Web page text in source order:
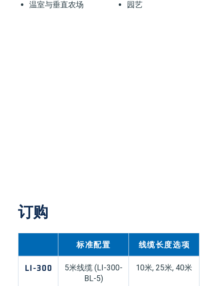
温室与垂直农场 园艺
订购
标准配置 线缆长度选项
LI-300 5米线缆 ( LI-300-
BL-5)
10米,25米, 40米